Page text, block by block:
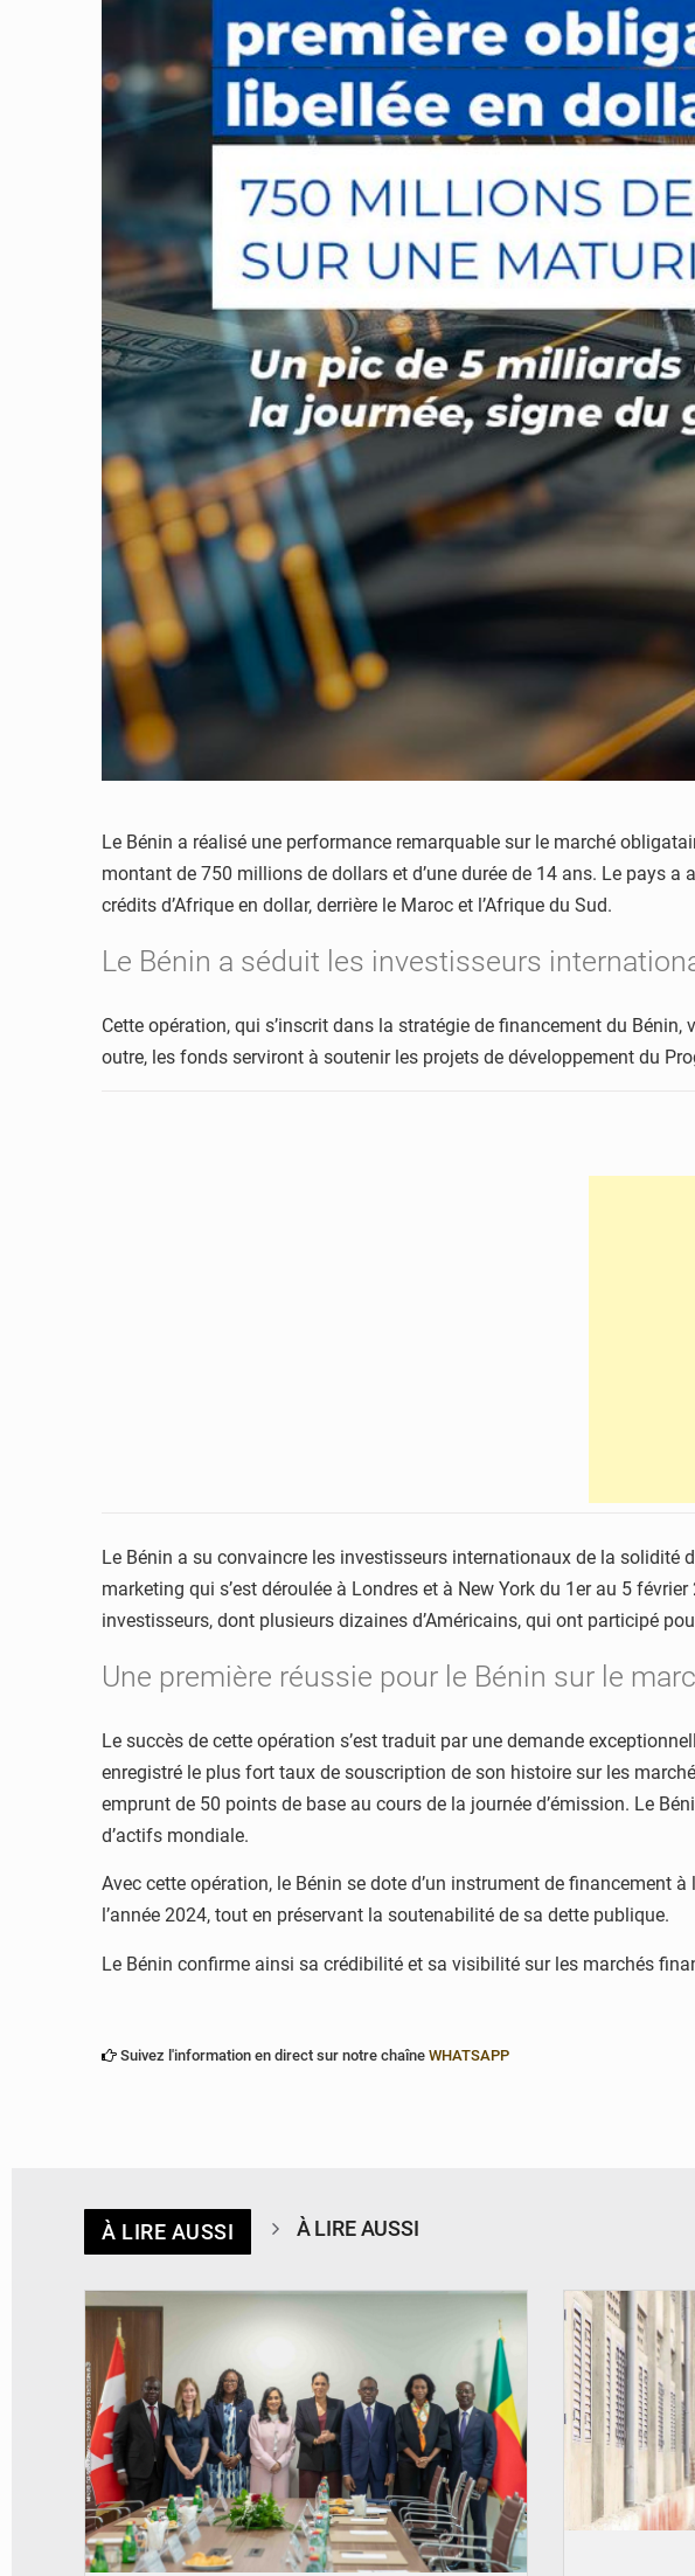
Le Bénin a réalisé une performance remarquable sur le marché
montant de 750 millions de dollars et d’une durée de 14 ans. Le pays
crédits d’Afrique en dollar, derrière le Maroc et l’Afrique du Sud.
Le Bénin a séduit les investisseurs
Cette opération, qui s’inscrit dans la stratégie de financement du
outre, les fonds serviront à soutenir les projets de développement du
Le Bénin a su convaincre les investisseurs internationaux de la solidité
marketing qui s’est déroulée à Londres et à New York du 1er au 5
investisseurs, dont plusieurs dizaines d’Américains, qui ont participé
Une première réussie pour le Bénin sur le
Le succès de cette opération s’est traduit par une demande
enregistré le plus fort taux de souscription de son histoire sur les
emprunt de 50 points de base au cours de la journée d’émission. Le
d’actifs mondiale.
Avec cette opération, le Bénin se dote d’un instrument de financement
l’année 2024, tout en préservant la soutenabilité de sa dette publique.
Le Bénin confirme ainsi sa crédibilité et sa visibilité sur les marchés
Suivez l'information en direct sur notre chaîne WHATSAPP
À LIRE AUSSI À LIRE AUSSI